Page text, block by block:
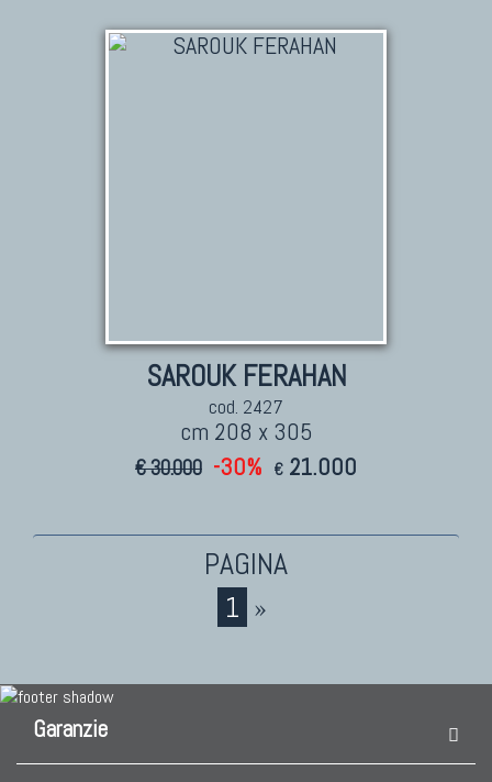
SAROUK FERAHAN
cod. 2427
cm 208 x 305
€ 30.000 -30% € 21.000
1 »
Garanzie